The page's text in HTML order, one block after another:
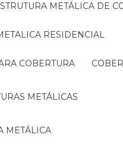
ESTRUTURA METÁLICA DE
RESIDENCIAL
COBERTURA
METÁLICAS
METÁLICA